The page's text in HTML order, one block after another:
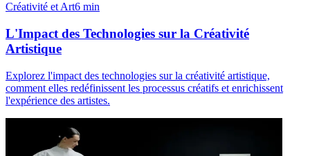
Créativité et Art6 min
L'Impact des Technologies sur la Créativité
Artistique
Explorez l'impact des technologies sur la créativité artistique,
comment elles redéfinissent les processus créatifs et enrichissent
l'expérience des artistes.